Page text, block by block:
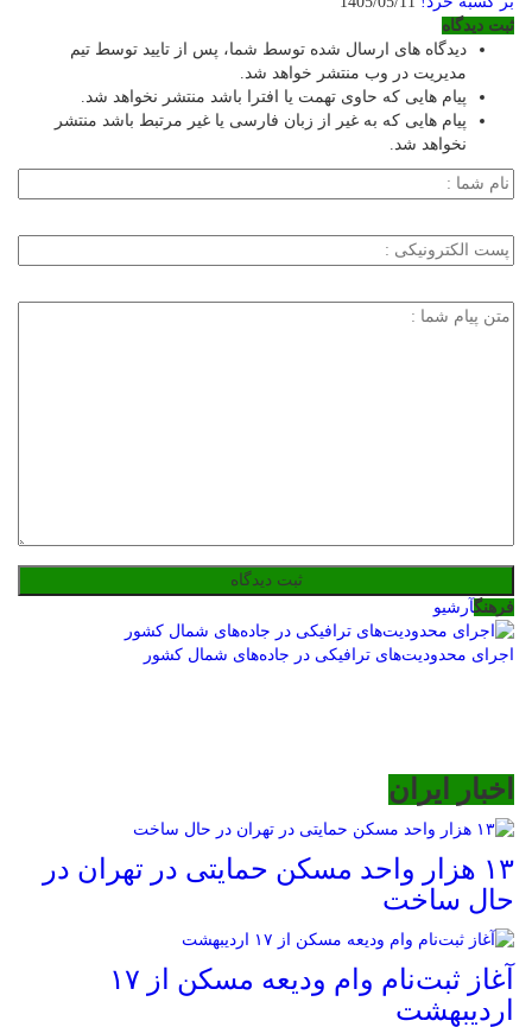
ثبت دیدگاه
دیدگاه های ارسال شده توسط شما، پس از تایید توسط تیم
مدیریت در وب منتشر خواهد شد.
پیام هایی که حاوی تهمت یا افترا باشد منتشر نخواهد شد.
پیام هایی که به غیر از زبان فارسی یا غیر مرتبط باشد منتشر
نخواهد شد.
فرهنگآرشیو
اجرای محدودیت‌های ترافیکی در جاده‌های شمال کشور
اخبار ایران
۱۳ هزار واحد مسکن حمایتی در تهران در
حال ساخت
آغاز ثبت‌نام وام ودیعه مسکن از ۱۷
اردیبهشت